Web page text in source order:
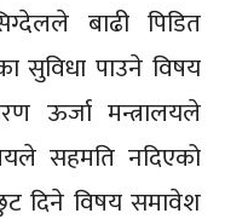
बाढी पिडित
सुविधा पाउने विषय
ऊर्जा मन्त्रालयले
सहमति नदिएको
दिने विषय समावेश